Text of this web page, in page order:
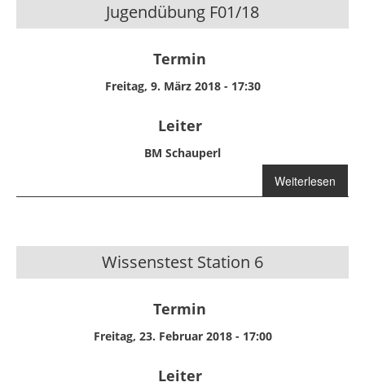
Jugendübung F01/18
Termin
Freitag, 9. März 2018 - 17:30
Leiter
BM Schauperl
Weiterlesen
über
Jugendübung
Wissenstest Station 6
Termin
Freitag, 23. Februar 2018 - 17:00
Leiter